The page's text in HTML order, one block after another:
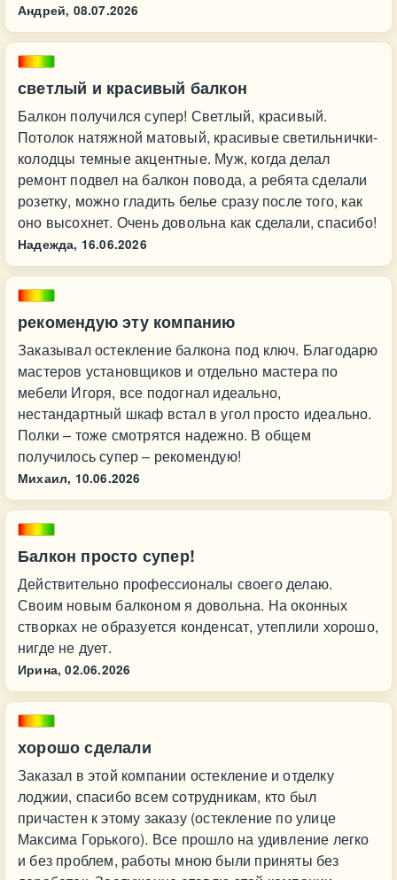
Андрей, 08.07.2026
светлый и красивый балкон
Балкон получился супер! Светлый, красивый.
Потолок натяжной матовый, красивые светильнички-
колодцы темные акцентные. Муж, когда делал
ремонт подвел на балкон повода, а ребята сделали
розетку, можно гладить белье сразу после того, как
оно высохнет. Очень довольна как сделали, спасибо!
Надежда, 16.06.2026
рекомендую эту компанию
Заказывал остекление балкона под ключ. Благодарю
мастеров установщиков и отдельно мастера по
мебели Игоря, все подогнал идеально,
нестандартный шкаф встал в угол просто идеально.
Полки – тоже смотрятся надежно. В общем
получилось супер – рекомендую!
Михаил, 10.06.2026
Балкон просто супер!
Действительно профессионалы своего делаю.
Своим новым балконом я довольна. На оконных
створках не образуется конденсат, утеплили хорошо,
нигде не дует.
Ирина, 02.06.2026
хорошо сделали
Заказал в этой компании остекление и отделку
лоджии, спасибо всем сотрудникам, кто был
причастен к этому заказу (остекление по улице
Максима Горького). Все прошло на удивление легко
и без проблем, работы мною были приняты без